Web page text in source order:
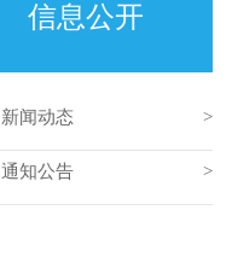
信息公开
新闻动态
通知公告